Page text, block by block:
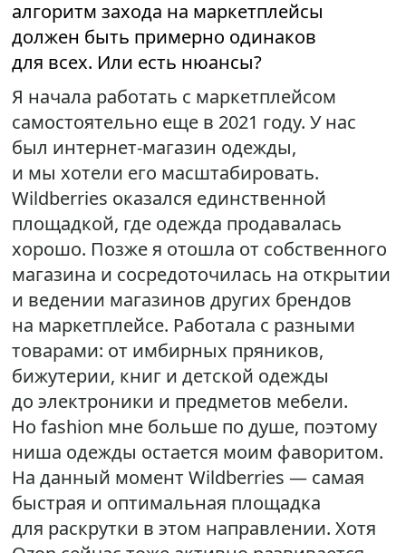
алгоритм захода на маркетплейсы
должен быть примерно одинаков
для всех. Или есть нюансы?
Я начала работать с маркетплейсом
самостоятельно еще в 2021 году. У нас
был интернет-магазин одежды,
и мы хотели его масштабировать.
Wildberries оказался единственной
площадкой, где одежда продавалась
хорошо. Позже я отошла от собственного
магазина и сосредоточилась на открытии
и ведении магазинов других брендов
на маркетплейсе. Работала с разными
товарами: от имбирных пряников,
бижутерии, книг и детской одежды
до электроники и предметов мебели.
Но fashion мне больше по душе, поэтому
ниша одежды остается моим фаворитом.
На данный момент Wildberries — самая
быстрая и оптимальная площадка
для раскрутки в этом направлении. Хотя